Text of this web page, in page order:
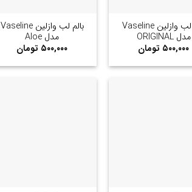
بالم لب وازلین Vaseline
مدل ORIGINAL
۵۰۰,۰۰۰ تومان
بالم لب وازلین Vaseline
مدل Aloe
۵۰۰,۰۰۰ تومان